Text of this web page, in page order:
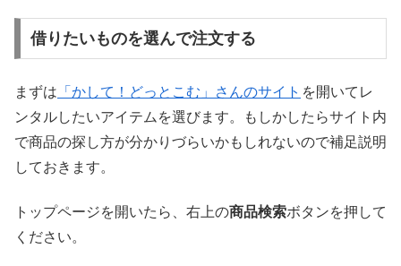
借りたいものを選んで注文する
まずは 「かして！どっとこむ」さんのサイト を開いてレ
ンタルしたいアイテムを選びます。もしかしたらサイト内
で商品の探し方が分かりづらいかもしれないので補足説明
しておきます。
トップページを開いたら、右上の商品検索ボタンを押して
ください。